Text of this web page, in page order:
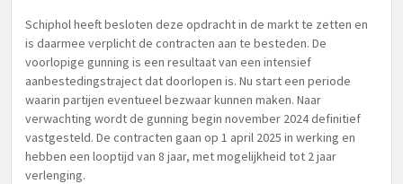
Schiphol heeft besloten deze opdracht in de markt te zetten en
is daarmee verplicht de contracten aan te besteden. De
voorlopige gunning is een resultaat van een intensief
aanbestedingstraject dat doorlopen is. Nu start een periode
waarin partijen eventueel bezwaar kunnen maken. Naar
verwachting wordt de gunning begin november 2024 definitief
vastgesteld. De contracten gaan op 1 april 2025 in werking en
hebben een looptijd van 8 jaar, met mogelijkheid tot 2 jaar
verlenging.